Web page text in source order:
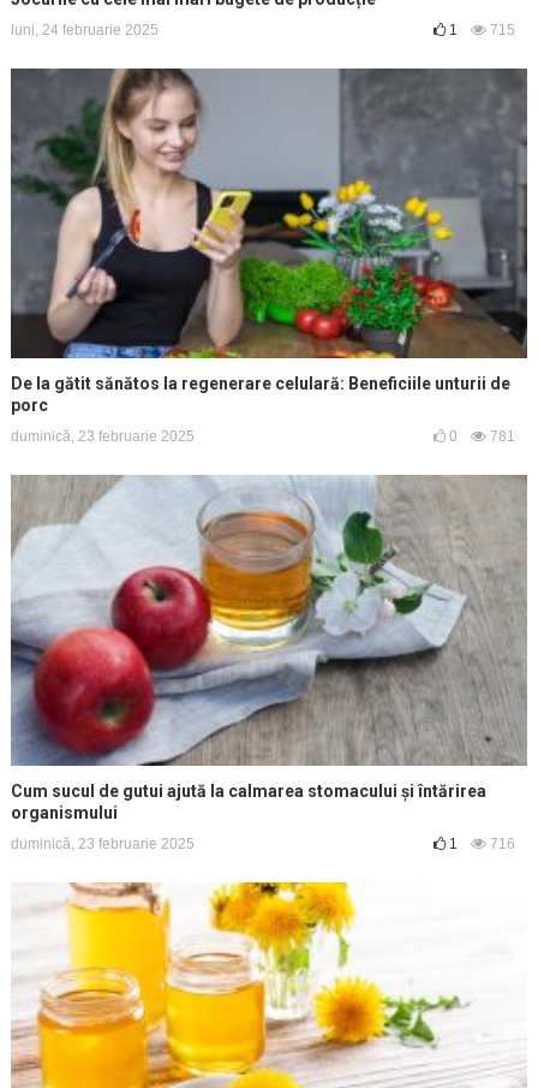
luni, 24 februarie 2025 1 715
De la gătit sănătos la regenerare celulară: Beneficiile unturii de
porc
duminică, 23 februarie 2025 0 781
Cum sucul de gutui ajută la calmarea stomacului și întărirea
organismului
duminică, 23 februarie 2025 1 716